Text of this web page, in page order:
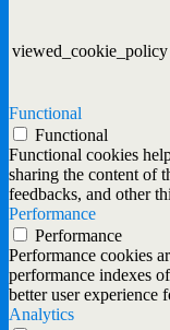
viewed_cookie_policy
Functional
Functional
Functional cookies
sharing the content of
feedbacks, and other
Performance
Performance
Performance cookies
performance indexes
better user experience
Analytics